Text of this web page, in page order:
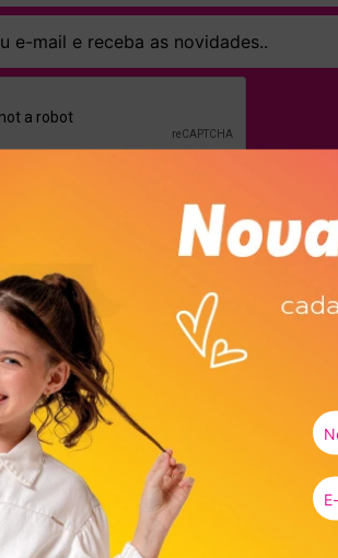
ASSINAR declaro que concordo em receber
Confira nossa
ASSINAR
acompanhem o ritmo das crianças com
os modelos combinam leveza, praticidade e um
da criança. Para escola, passeios e
com fechamento em velcro ou elástico
interior macio, bom ajuste ao pé e estrutura
segurança durante as brincadeiras. E
fáceis de combinar com
no desenvolvimento, no conforto e na
encontra calçados infantis pensados para